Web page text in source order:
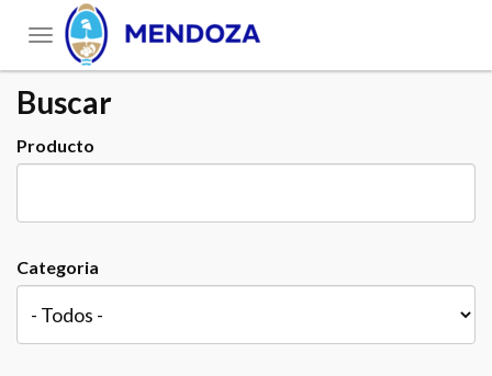
Toggle
navigation
Buscar
Producto
Categoria